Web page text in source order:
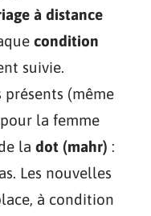
à distance
condition
suivie.
(même
pour la femme
la dot (mahr) :
Les nouvelles
à condition